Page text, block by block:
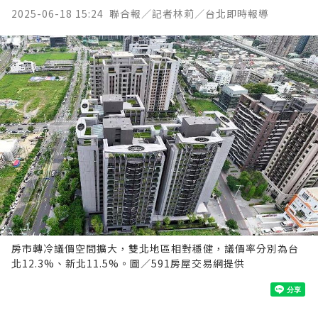
2025-06-18 15:24 聯合報／記者林莉／台北即時報導
房市轉冷議價空間擴大，雙北地區相對穩健，議價率分別為台
北12.3%、新北11.5%。圖／591房屋交易網提供